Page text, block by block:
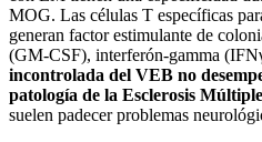
MOG. Las células T específicas
generan factor estimulante de
(GM-CSF), interferón-gamma
incontrolada del VEB no
patología de la Esclerosis Múltiple
suelen padecer problemas